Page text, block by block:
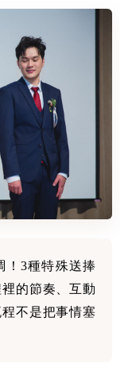
！3種特殊送捧
的節奏、互動
不是把事情塞